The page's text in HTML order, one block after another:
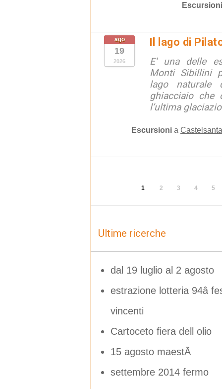
Escursioni
ago
19
2026
Il lago di
E' una delle
Monti Sibillini
lago naturale
ghiacciaio che
l’ultima
Escursioni a
1 2 3 4 5
Ultime ricerche
dal 19 luglio al 2 agosto
estrazione lotteria 94â
vincenti
Cartoceto fiera dell olio
15 agosto maestÃ
settembre 2014 fermo